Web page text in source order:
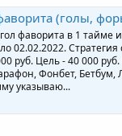
(голы,
фаворита в 1 тайме
02.02.2022.
руб. Цель - 40 000
Фонбет, Бетбум,
указываю...